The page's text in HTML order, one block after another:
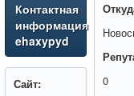
Контактная
информация
ehaxypyd
Сайт:
0